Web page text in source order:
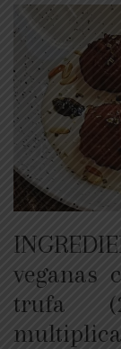
veganas
trufa